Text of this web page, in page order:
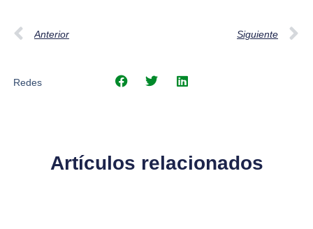
Anterior Siguiente
Redes
Artículos relacionados